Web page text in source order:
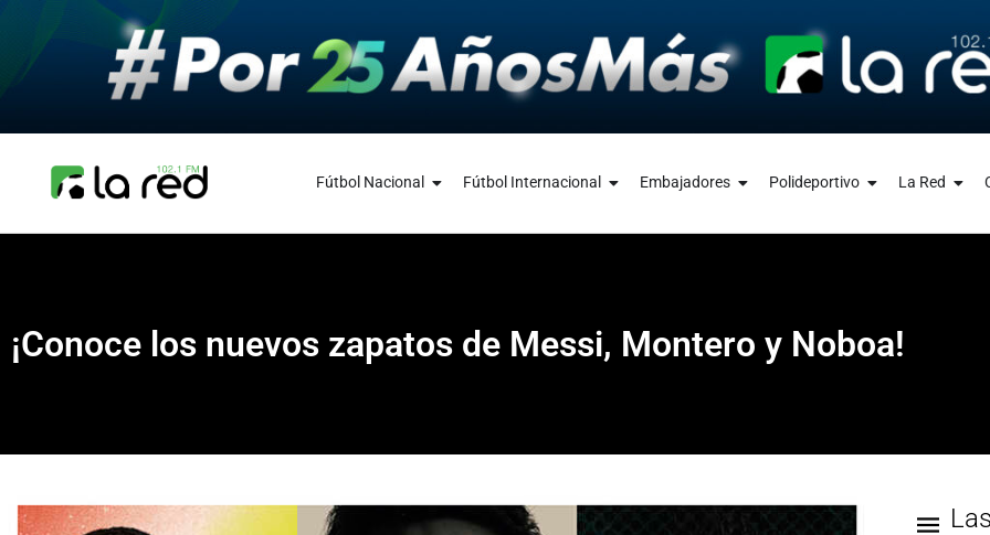
Fútbol Nacional Fútbol Internacional Embajadores Polideportivo La Red
¡Conoce los nuevos zapatos de Messi, Montero y Noboa!